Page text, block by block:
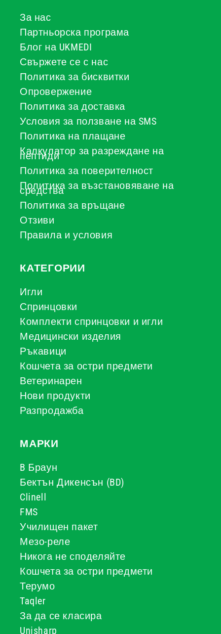
За нас
Партньорска програма
Блог на UKMEDI
Свържете се с нас
Политика за бисквитки
Опровержение
Политика за доставка
Условия за ползване на SMS
Политика на плащане
Калкулатор за разреждане на
пептиди
Политика за поверителност
Политика за възстановяване на
средства
Политика за връщане
Отзиви
Правила и условия
КАТЕГОРИИ
Игли
Спринцовки
Комплекти спринцовки и игли
Медицински изделия
Ръкавици
Кошчета за остри предмети
Ветеринарен
Нови продукти
Разпродажба
МАРКИ
B Браун
Бектън Дикенсън (BD)
Clinell
FMS
Училищен пакет
Мезо-реле
Никога не споделяйте
Кошчета за остри предмети
Терумо
Taqler
За да се класира
Unisharp